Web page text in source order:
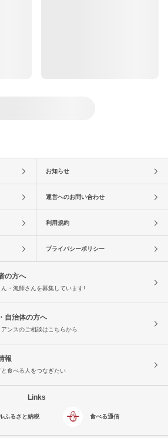
お知らせ
運営へのお問い合わせ
利用規約
プライバシーポリシー
の方へ
ん・漁師さんを募集しています!
自治体の方へ
アンスのご相談はこちらから
報
と食べる人をつなぎたい
Links
ふるさと納税 食べる通信